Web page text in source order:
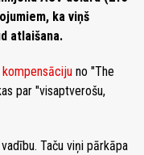
ka viņš
atlaišana.
kompensāciju no "The
par "visaptverošu,
vadību. Taču viņi pārkāpa